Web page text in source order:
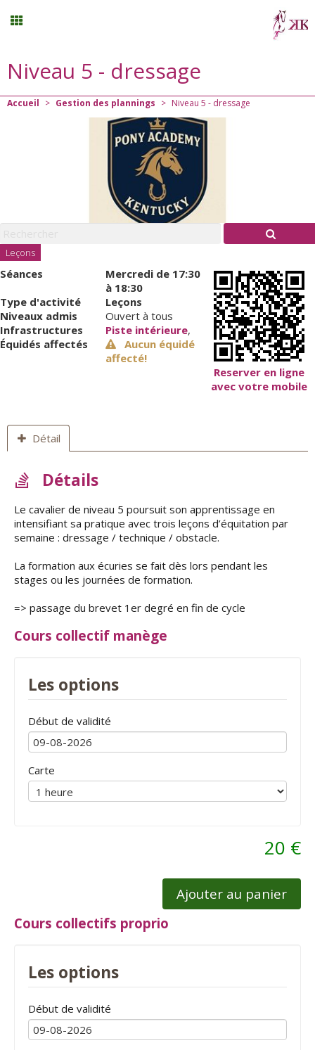
Stages vacances
0 Panier
Niveau 5 - dressage
Accueil > Gestion des plannings > Niveau 5 - dressage
Leçons
Reserver en ligne
avec votre mobile
Séances Mercredi de 17:30
à 18:30
Type d'activité
Leçons
Niveaux admis
Ouvert à tous
Infrastructures
Piste intérieure,
Équidés affectés
Aucun équidé
affecté!
Détail
Détails
Le cavalier de niveau 5 poursuit son apprentissage en
intensifiant sa pratique avec trois leçons d’équitation par
semaine : dressage / technique / obstacle.
La formation aux écuries se fait dès lors pendant les
stages ou les journées de formation.
=> passage du brevet 1er degré en fin de cycle
Cours collectif manège
Les options
Début de validité
Carte
20 €
Ajouter au panier
Cours collectifs proprio
Les options
Début de validité